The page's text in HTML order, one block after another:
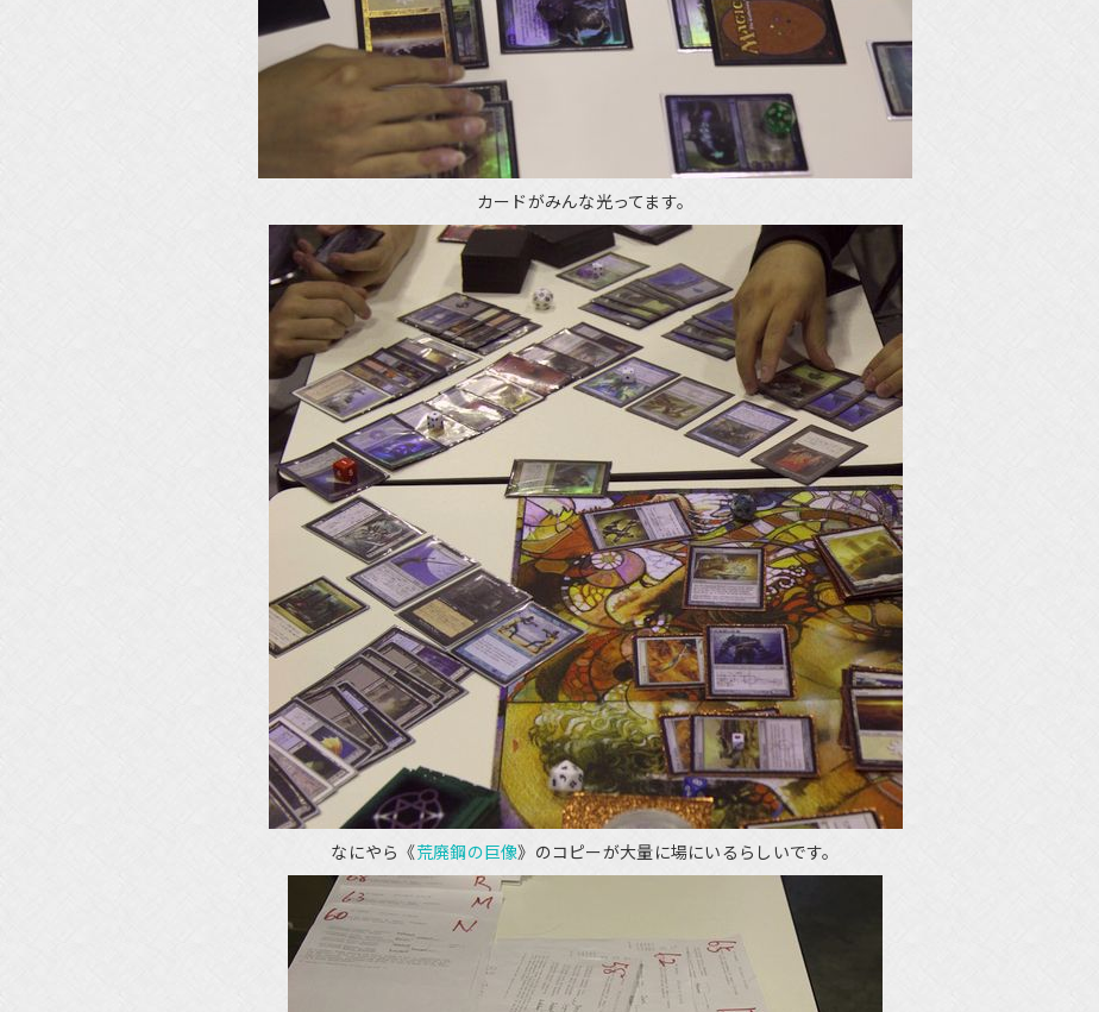
カードがみんな光ってます。
なにやら《荒廃鋼の巨像》のコピーが大量に場にいるらしいです。